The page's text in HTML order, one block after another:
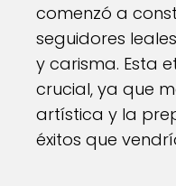
comenzó a
seguidores
y carisma. Esta
crucial, ya que
artística y la
éxitos que